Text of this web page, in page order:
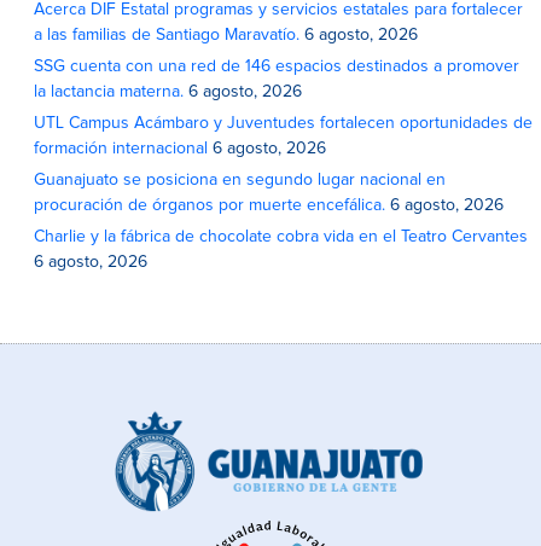
Acerca DIF Estatal programas y servicios estatales para fortalecer
a las familias de Santiago Maravatío. 6 agosto, 2026
SSG cuenta con una red de 146 espacios destinados a promover
la lactancia materna. 6 agosto, 2026
UTL Campus Acámbaro y Juventudes fortalecen oportunidades de
formación internacional 6 agosto, 2026
Guanajuato se posiciona en segundo lugar nacional en
procuración de órganos por muerte encefálica. 6 agosto, 2026
Charlie y la fábrica de chocolate cobra vida en el Teatro Cervantes
6 agosto, 2026